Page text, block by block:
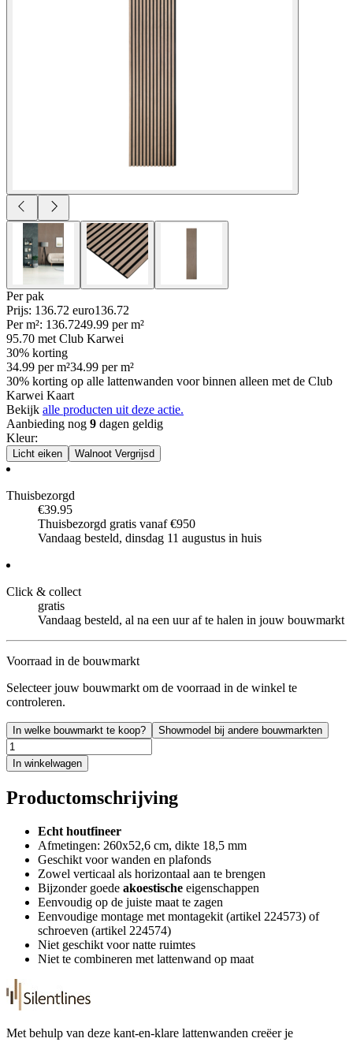
Per pak
Prijs: 136.72 euro136.72
Per m²: 136.7249.99 per m²
95.70 met Club Karwei
30% korting
34.99 per m²34.99 per m²
30% korting op alle lattenwanden voor binnen alleen met de Club
Karwei Kaart
Bekijk alle producten uit deze actie.
Aanbieding nog 9 dagen geldig
Kleur:
Licht eiken Walnoot Vergrijsd
Thuisbezorgd
€39.95
Thuisbezorgd gratis vanaf €950
Vandaag besteld, dinsdag 11 augustus in huis
Click & collect
gratis
Vandaag besteld, al na een uur af te halen in jouw bouwmarkt
Voorraad in de bouwmarkt
Selecteer jouw bouwmarkt om de voorraad in de winkel te
controleren.
In welke bouwmarkt te koop? Showmodel bij andere bouwmarkten
In winkelwagen
Productomschrijving
Echt houtfineer
Afmetingen: 260x52,6 cm, dikte 18,5 mm
Geschikt voor wanden en plafonds
Zowel verticaal als horizontaal aan te brengen
Bijzonder goede akoestische eigenschappen
Eenvoudig op de juiste maat te zagen
Eenvoudige montage met montagekit (artikel 224573) of
schroeven (artikel 224574)
Niet geschikt voor natte ruimtes
Niet te combineren met lattenwand op maat
Met behulp van deze kant-en-klare lattenwanden creëer je